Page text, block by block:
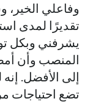
وفاعلي الخير،
تقديرًا لمدى
يشرفني وبكل
المنصب وأن
إلى الأفضل.
تضع احتياجات